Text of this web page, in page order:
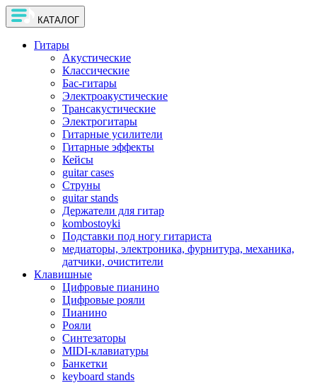
КАТАЛОГ
Гитары
Акустические
Классические
Бас-гитары
Электроакустические
Трансакустические
Электрогитары
Гитарные усилители
Гитарные эффекты
Кейсы
guitar cases
Струны
guitar stands
Держатели для гитар
kombostoyki
Подставки под ногу гитариста
медиаторы, электроника, фурнитура, механика,
датчики, очистители
Клавишные
Цифровые пианино
Цифровые рояли
Пианино
Рояли
Синтезаторы
MIDI-клавиатуры
Банкетки
keyboard stands